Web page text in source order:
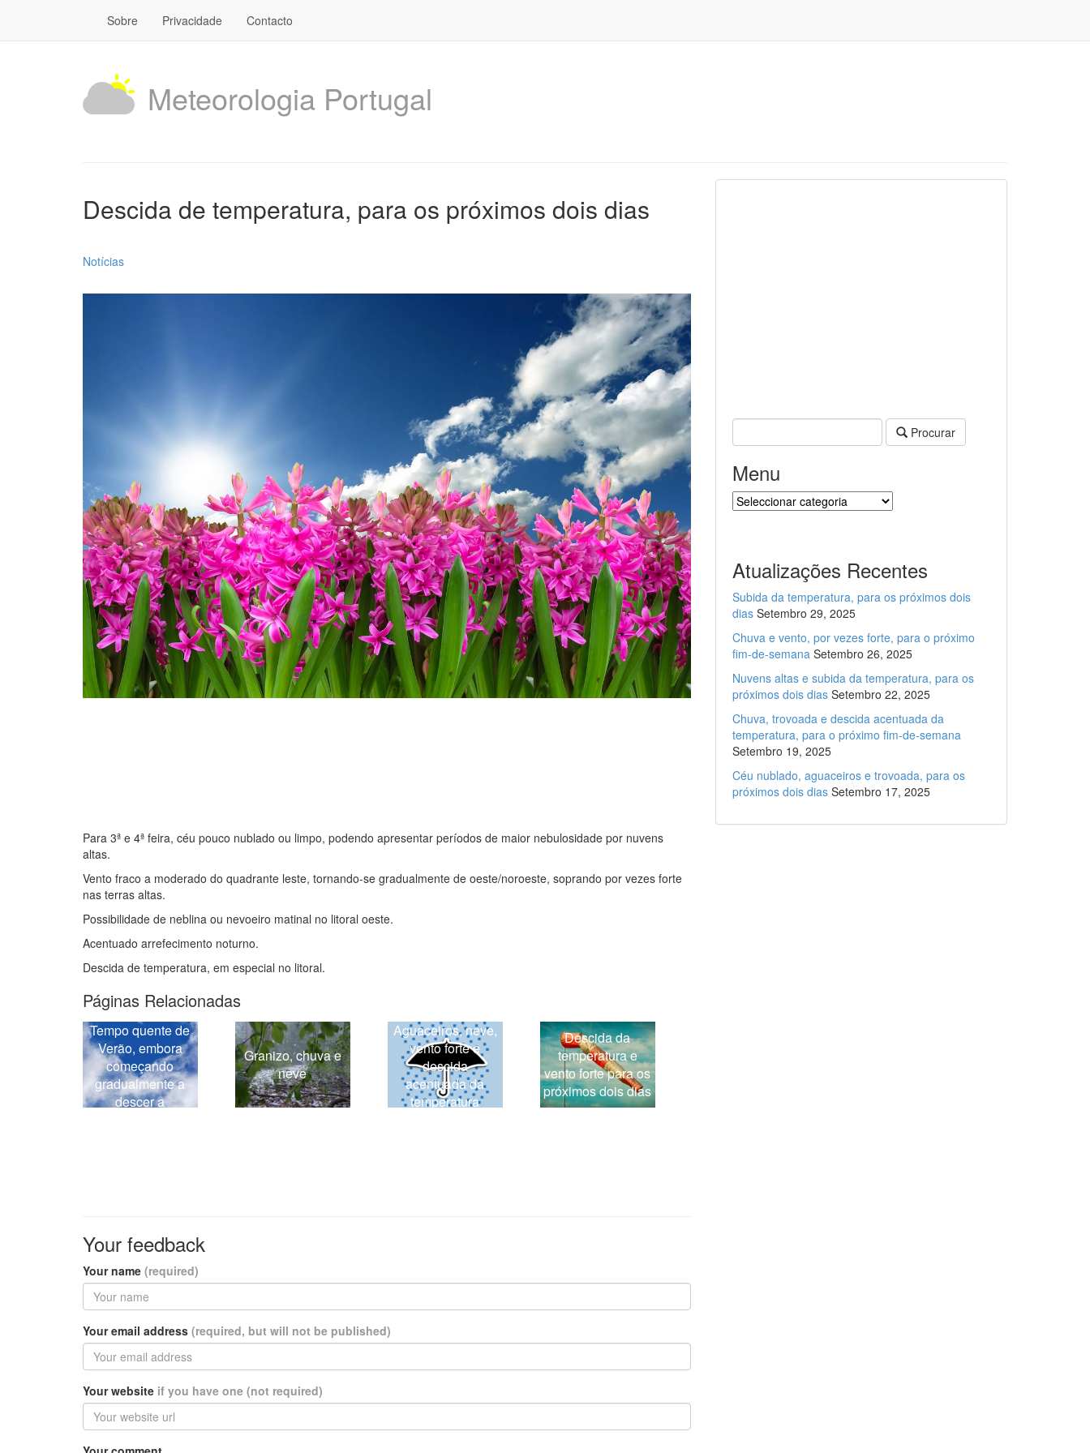
Sobre Privacidade Contacto
Meteorologia Portugal
Descida de temperatura, para os próximos dois dias
Notícias
Para 3ª e 4ª feira, céu pouco nublado ou limpo, podendo apresentar períodos de maior nebulosidade por nuvens
altas.
Vento fraco a moderado do quadrante leste, tornando-se gradualmente de oeste/noroeste, soprando por vezes forte
nas terras altas.
Possibilidade de neblina ou nevoeiro matinal no litoral oeste.
Acentuado arrefecimento noturno.
Descida de temperatura, em especial no litoral.
Páginas Relacionadas
Tempo quente de
Verão, embora
começando
gradualmente a
descer a
Granizo, chuva e
neve
Aguaceiros, neve,
vento forte e
descida
acentuada da
temperatura
Descida da
temperatura e
vento forte para os
próximos dois dias
Your feedback
Your name (required)
Your email address (required, but will not be published)
Your website if you have one (not required)
Procurar
Menu
Menu
Atualizações Recentes
Subida da temperatura, para os próximos dois
dias Setembro 29, 2025
Chuva e vento, por vezes forte, para o próximo
fim-de-semana Setembro 26, 2025
Nuvens altas e subida da temperatura, para os
próximos dois dias Setembro 22, 2025
Chuva, trovoada e descida acentuada da
temperatura, para o próximo fim-de-semana
Setembro 19, 2025
Céu nublado, aguaceiros e trovoada, para os
próximos dois dias Setembro 17, 2025